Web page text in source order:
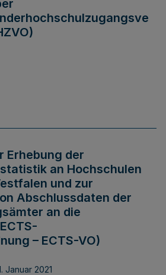
Erhebung der
an Hochschulen
und zur
Abschlussdaten der
an die
– ECTS-VO)
Januar 2021